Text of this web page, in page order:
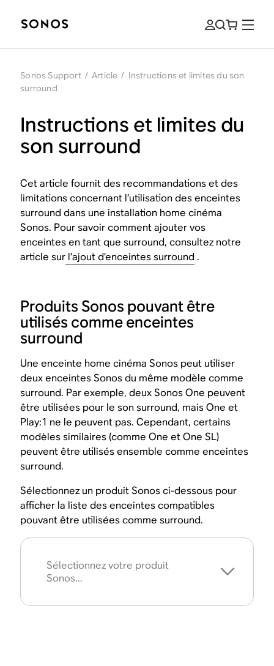
Sonos Support / Article / Instructions et limites du son
surround
Instructions et limites du
son surround
Cet article fournit des recommandations et des
limitations concernant l’utilisation des enceintes
surround dans une installation home cinéma
Sonos. Pour savoir comment ajouter vos
enceintes en tant que surround, consultez notre
article sur l’ajout d’enceintes surround .
Produits Sonos pouvant être
utilisés comme enceintes
surround
Une enceinte home cinéma Sonos peut utiliser
deux enceintes Sonos du même modèle comme
surround. Par exemple, deux Sonos One peuvent
être utilisées pour le son surround, mais One et
Play:1 ne le peuvent pas. Cependant, certains
modèles similaires (comme One et One SL)
peuvent être utilisés ensemble comme enceintes
surround.
Sélectionnez un produit Sonos ci-dessous pour
afficher la liste des enceintes compatibles
pouvant être utilisées comme surround.
Sélectionnez votre produit
Sonos...